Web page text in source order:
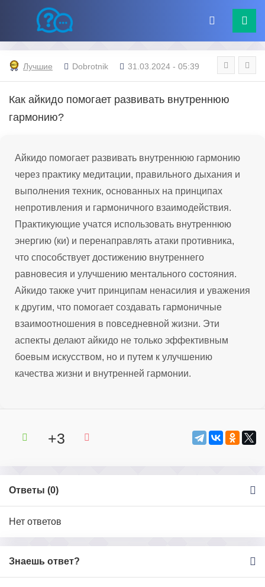
Лучшие Dobrotnik 31.03.2024 - 05:39
Как айкидо помогает развивать внутреннюю
гармонию?
Айкидо помогает развивать внутреннюю гармонию
через практику медитации, правильного дыхания и
выполнения техник, основанных на принципах
непротивления и гармоничного взаимодействия.
Практикующие учатся использовать внутреннюю
энергию (ки) и перенаправлять атаки противника,
что способствует достижению внутреннего
равновесия и улучшению ментального состояния.
Айкидо также учит принципам ненасилия и уважения
к другим, что помогает создавать гармоничные
взаимоотношения в повседневной жизни. Эти
аспекты делают айкидо не только эффективным
боевым искусством, но и путем к улучшению
качества жизни и внутренней гармонии.
+3
Ответы (0)
Нет ответов
Знаешь ответ?